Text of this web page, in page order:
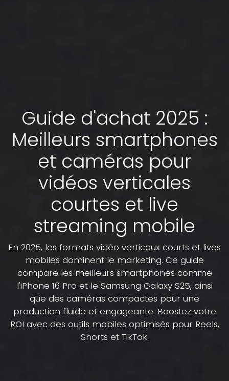
Guide d'achat 2025 :
Meilleurs smartphones
et caméras pour
vidéos verticales
courtes et live
streaming mobile
En 2025, les formats vidéo verticaux courts et lives
mobiles dominent le marketing. Ce guide
compare les meilleurs smartphones comme
l'iPhone 16 Pro et le Samsung Galaxy S25, ainsi
que des caméras compactes pour une
production fluide et engageante. Boostez votre
ROI avec des outils mobiles optimisés pour Reels,
Shorts et TikTok.